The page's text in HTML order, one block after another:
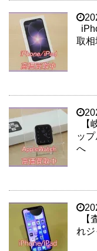
取
【
ッ
へ
【
れジ